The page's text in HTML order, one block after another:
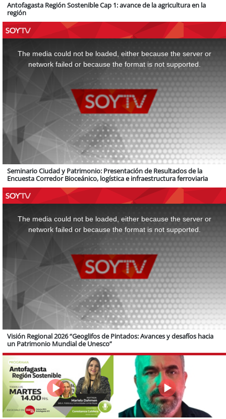
Antofagasta Región Sostenible Cap 1: avance de la agricultura en la
región
The media could not be loaded, either because the server or
network failed or because the format is not supported.
Seminario Ciudad y Patrimonio: Presentación de Resultados de la
Encuesta Corredor Bioceánico, logística e infraestructura ferroviaria
The media could not be loaded, either because the server or
network failed or because the format is not supported.
Visión Regional 2026 “Geoglifos de Pintados: Avances y desafíos hacia
un Patrimonio Mundial de Unesco”